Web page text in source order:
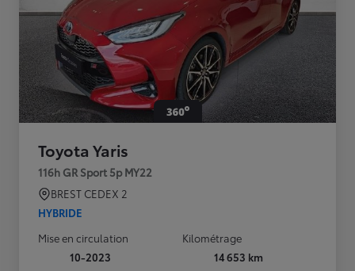
Toyota Yaris
116h GR Sport 5p MY22
BREST CEDEX 2
HYBRIDE
Mise en circulation
10-2023
Kilométrage
14 653 km